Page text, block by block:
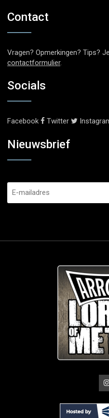
Contact
Vragen? Opmerkingen? Tips?
contactformulier.
Socials
Facebook Twitter
Nieuwsbrief